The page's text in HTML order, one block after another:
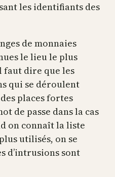
les identifiants des
de monnaies
le lieu le plus
faut dire que les
qui se déroulent
places fortes
de passe dans la cas
on connaît la liste
utilisés, on se
d’intrusions sont